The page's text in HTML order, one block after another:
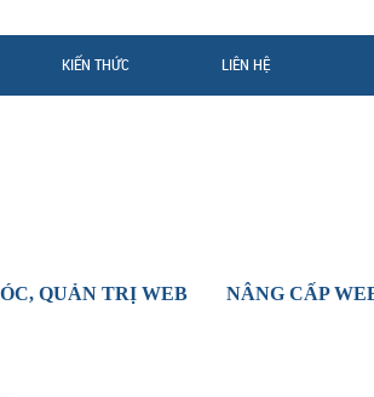
KIẾN THỨC LIÊN HỆ
QUẢN TRỊ WEB NÂNG CẤP